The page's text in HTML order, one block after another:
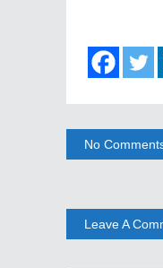
No
Leave A